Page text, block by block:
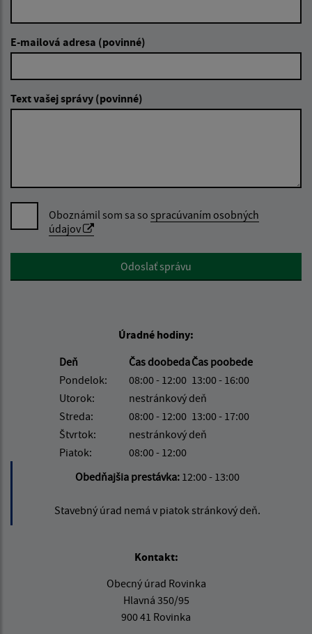
E-mailová adresa (povinné)
Text vašej správy (povinné)
Oboznámil som sa so spracúvaním osobných
údajov
Google reCaptcha ResponseOdoslať správu
Úradné hodiny:
Deň
Čas doobedaČas poobede
Pondelok:
08:00 - 12:00 13:00 - 16:00
Utorok:
nestránkový deň
Streda:
08:00 - 12:00 13:00 - 17:00
Štvrtok:
nestránkový deň
Piatok:
08:00 - 12:00
Obedňajšia prestávka: 12:00 - 13:00
Stavebný úrad nemá v piatok stránkový deň.
Kontakt:
Obecný úrad Rovinka
Hlavná 350/95
900 41 Rovinka